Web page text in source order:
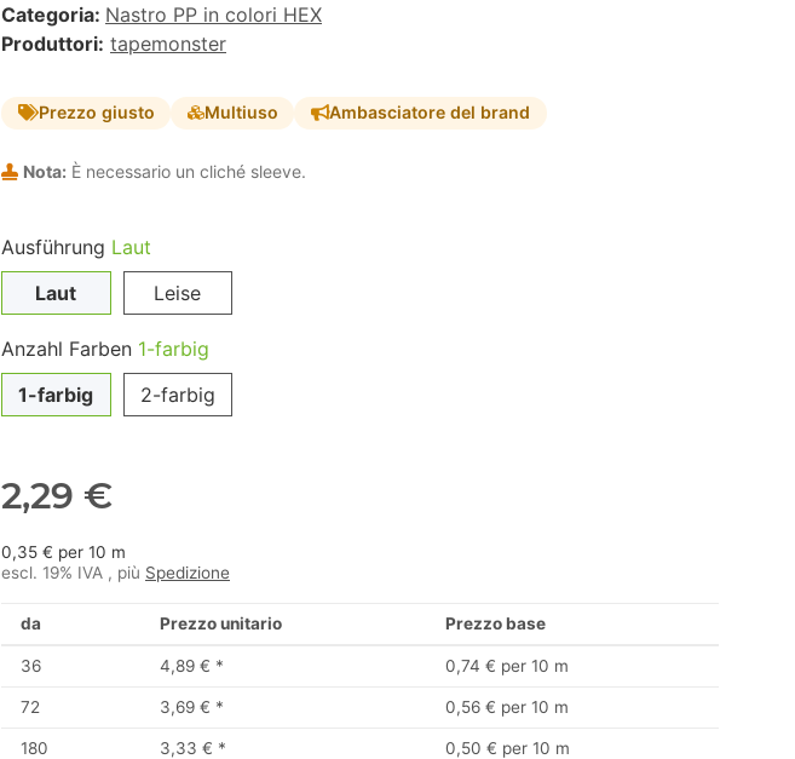
Categoria: Nastro PP in colori HEX
Produttori: tapemonster
Prezzo giusto Multiuso Ambasciatore del brand
Nota: È necessario un cliché sleeve.
Ausführung Laut
Laut
Leise
Anzahl Farben 1-farbig
1-farbig
2-farbig
2,29 €
0,35 € per 10 m
escl. 19% IVA , più Spedizione
da Prezzo unitario Prezzo base
36 4,89 € * 0,74 € per 10 m
72 3,69 € * 0,56 € per 10 m
180 3,33 € * 0,50 € per 10 m